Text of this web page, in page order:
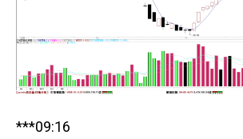
***09:16